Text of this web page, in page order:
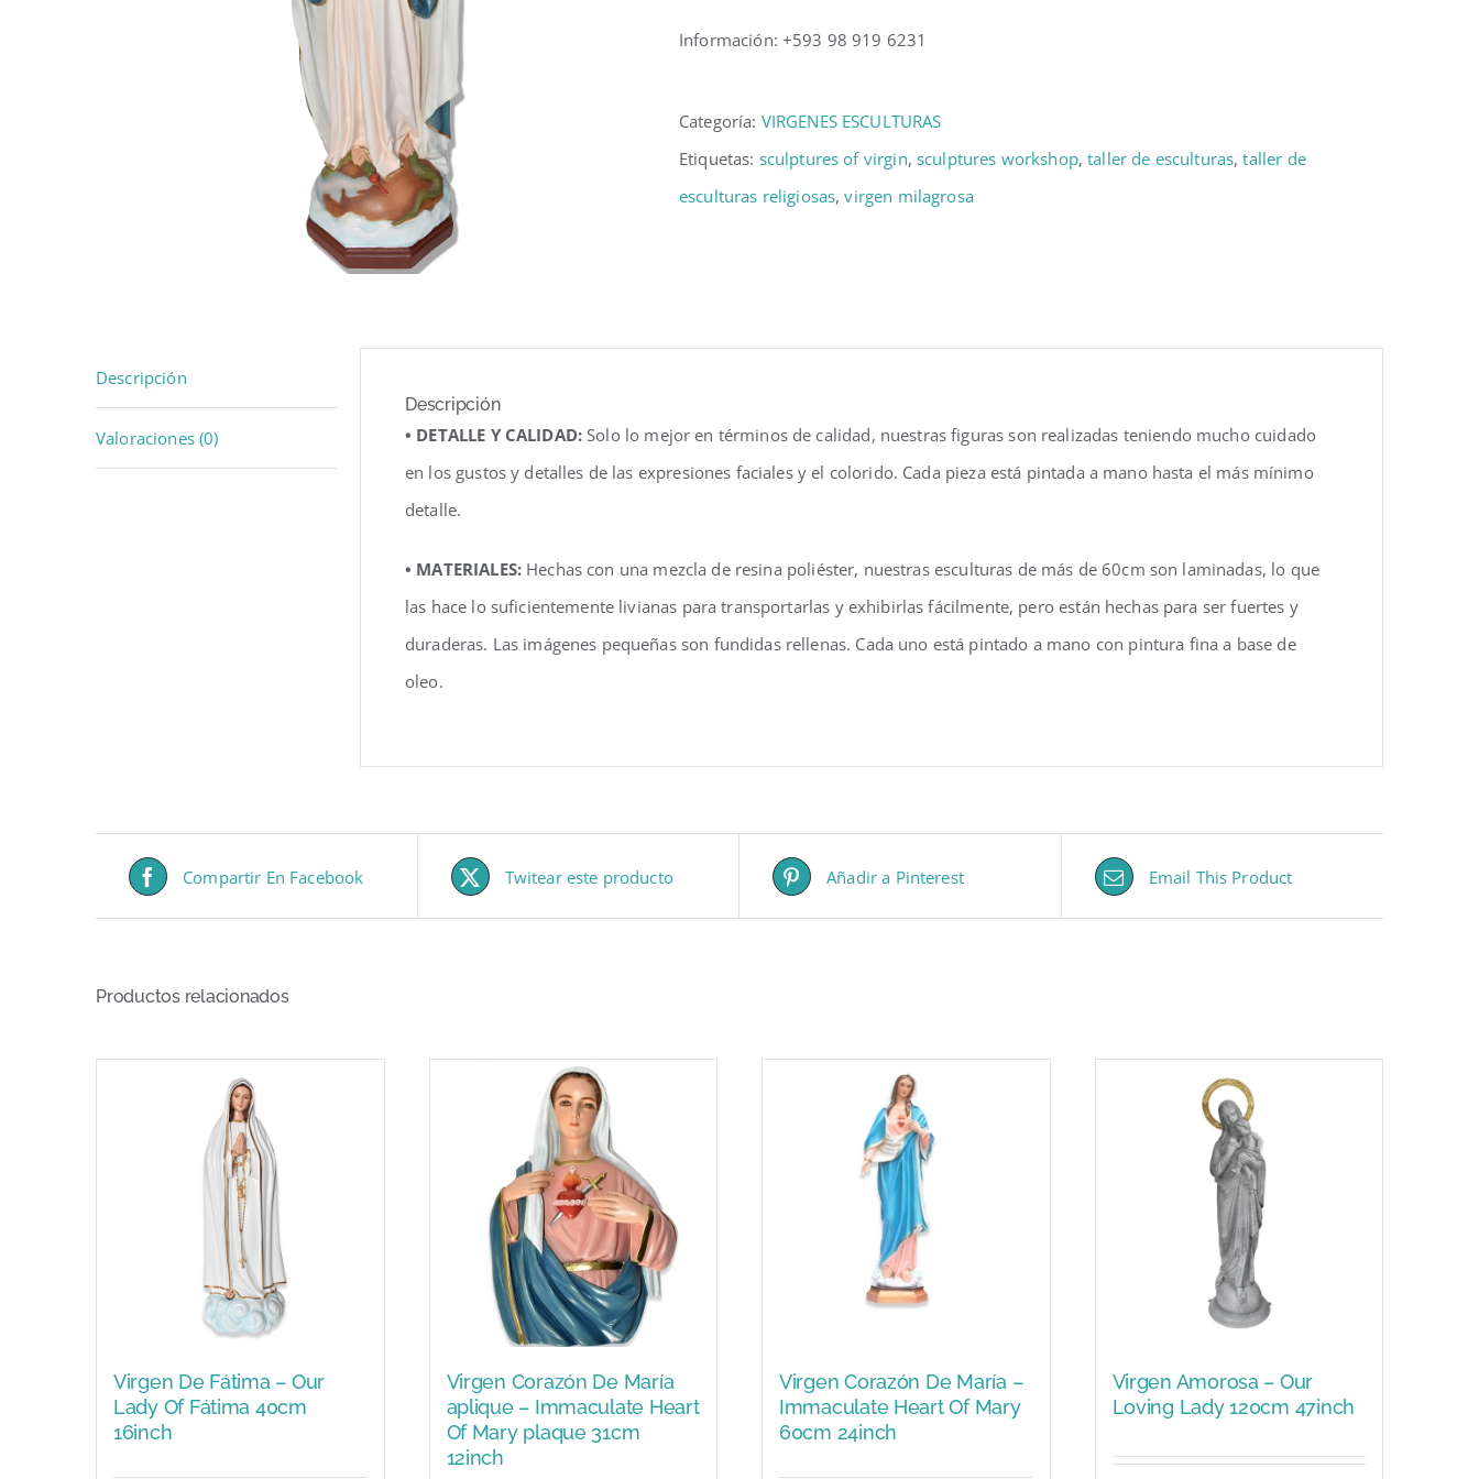
Información: +593 98 919 6231
Categoría: VIRGENES ESCULTURAS
Etiquetas: sculptures of virgin, sculptures workshop,taller de esculturas,taller de
esculturas religiosas,virgen milagrosa
Descripción
Valoraciones (0)
Descripción
• DETALLE Y CALIDAD: Solo lo mejor en términos de calidad, nuestras figuras son realizadas teniendo mucho cuidado
en los gustos y detalles de las expresiones faciales y el colorido. Cada pieza está pintada a mano hasta el más mínimo
detalle.
• MATERIALES:Hechas con una mezcla de resina poliéster, nuestras esculturas de más de 60cm son laminadas, lo que
las hace lo suficientemente livianas para transportarlas y exhibirlas fácilmente, pero están hechas para ser fuertes y
duraderas. Las imágenes pequeñas son fundidas rellenas. Cada uno está pintado a mano con pintura fina a base de
oleo.
Compartir En Facebook Twitear este producto Añadir a Pinterest Email This Product
Productos relacionados
Virgen De Fátima – Our
Lady Of Fátima 40cm
16inch
Virgen Corazón De María
aplique – Immaculate Heart
Of Mary plaque 31cm
12inch
Virgen Corazón De María –
Immaculate Heart Of Mary
60cm 24inch
Virgen Amorosa – Our
Loving Lady 120cm 47inch